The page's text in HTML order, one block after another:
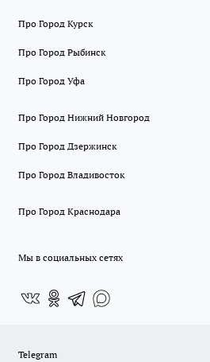
Про Город Курск
Про Город Рыбинск
Про Город Уфа
Про Город Нижний Новгород
Про Город Дзержинск
Про Город Владивосток
Про Город Краснодара
Мы в социальных сетях
Telegram